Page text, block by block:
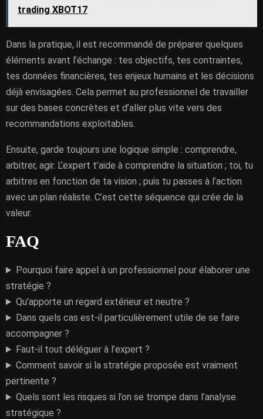
trading XBOT17
Dans la pratique, il est recommandé de préparer quelques
éléments avant l’échange : tes objectifs, tes contraintes,
tes données financières, tes enjeux humains et les décisions
déjà envisagées. Cela permet au professionnel de travailler
sur des bases concrètes et d’aller plus vite vers des
recommandations exploitables.
Ensuite, garde toujours une logique simple : comprendre,
arbitrer, agir. L’expert t’aide à comprendre la situation ; toi, tu
arbitres en fonction de ta vision ; puis tu passes à l’action
avec un plan réaliste. C’est cette séquence qui crée de la
valeur.
FAQ
Pourquoi faire appel à un professionnel pour élaborer une
stratégie ?
Qu’apporte un regard extérieur et neutre ?
Dans quels cas est-il particulièrement utile de se faire
accompagner ?
Faut-il tout déléguer à l’expert ?
Comment savoir si la stratégie proposée est vraiment
pertinente ?
Quels sont les risques si l’on se trompe dans l’analyse
stratégique ?